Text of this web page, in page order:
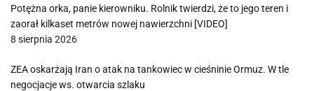
Potężna orka, panie kierowniku. Rolnik twierdzi, że to jego teren i
zaorał kilkaset metrów nowej nawierzchni [VIDEO]
8 sierpnia 2026
ZEA oskarżają Iran o atak na tankowiec w cieśninie Ormuz. W tle
negocjacje ws. otwarcia szlaku